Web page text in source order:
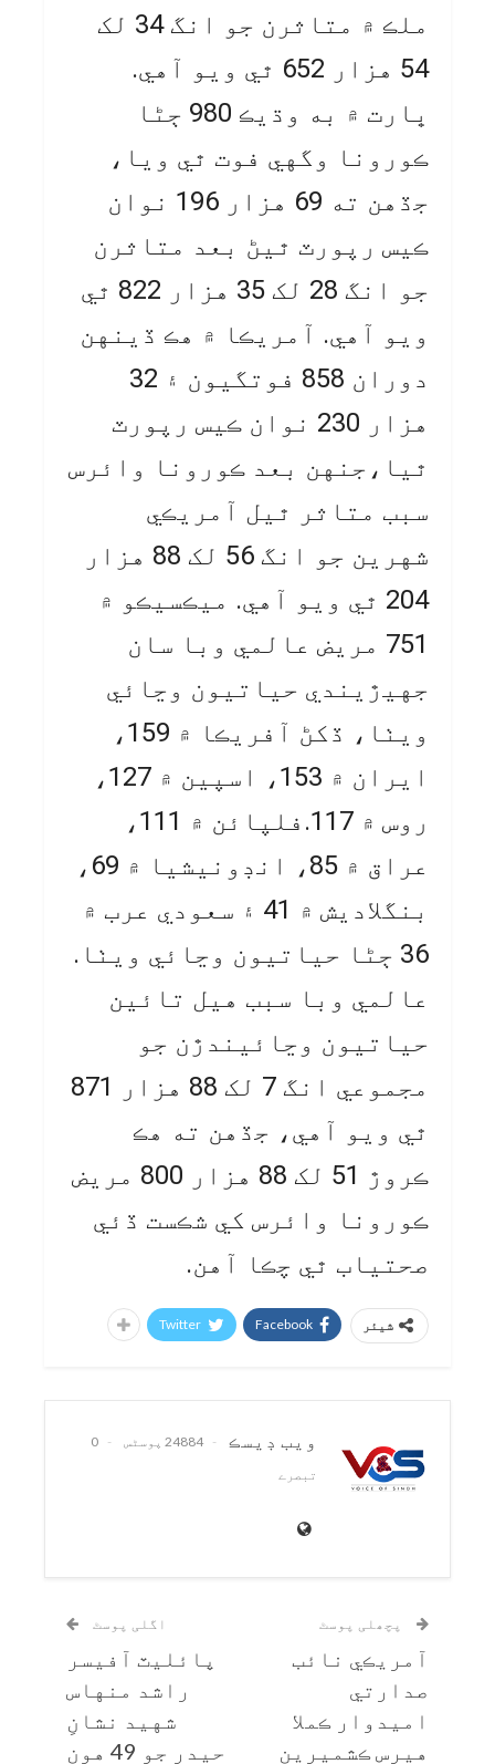
ملڪ ۾ متاثرن جو انگ 34 لک
54 هزار 652 ٿي ويو آهي.
ڀارت ۾ به وڌيڪ 980 ڄڻا
ڪورونا وگهي فوت ٿي ويا،
جڏهن ته 69 هزار 196 نوان
ڪيس رپورٽ ٿيڻ بعد متاثرن
جو انگ 28 لک 35 هزار 822 ٿي
ويو آهي. آمريڪا ۾ هڪ ڏينهن
دوران 858 فوتگيون ۽ 32
هزار 230 نوان ڪيس رپورٽ
ٿيا،جنهن بعد ڪورونا وائرس
سبب متاثر ٿيل آمريڪي
شهرين جو انگ 56 لک 88 هزار
204 ٿي ويو آهي. ميڪسيڪو ۾
751 مريض عالمي وبا سان
جهيڙيندي حياتيون وڃائي
ويٺا، ڏکڻ آفريڪا ۾ 159،
ايران ۾ 153، اسپين ۾ 127،
روس ۾ 117.فلپائن ۾ 111،
عراق ۾ 85، انڊونيشيا ۾ 69،
بنگلاديش ۾ 41 ۽ سعودي عرب ۾
36 ڄڻا حياتيون وڃائي ويٺا.
عالمي وبا سبب هيل تائين
حياتيون وڃائيندڙن جو
مجموعي انگ 7 لک 88 هزار 871
ٿي ويو آهي، جڏهن ته هڪ
ڪروڙ 51 لک 88 هزار 800 مريض
ڪورونا وائرس کي شڪست ڏئي
صحتياب ٿي چڪا آهن.
شیئر Facebook
Twitter
ويب ڊيسڪ 24884 پوسٹس
0
تبصرے
پچھلی پوسٹ
آمريڪي نائب
صدارتي
اميدوار ڪملا
هيرس ڪشميرين
اگلی پوسٹ
پائليٽ آفيسر
راشد منهاس
شهيد نشانِ
حيدر جو 49 هون